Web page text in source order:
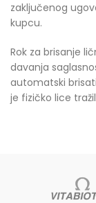
zaključenog
kupcu.
Rok za brisanje
davanja
automatski
je fizičko lice